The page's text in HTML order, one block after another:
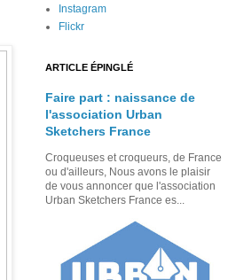
Instagram
Flickr
ARTICLE ÉPINGLÉ
Faire part : naissance de
l'association Urban
Sketchers France
Croqueuses et croqueurs, de France
ou d'ailleurs, Nous avons le plaisir
de vous annoncer que l'association
Urban Sketchers France es...